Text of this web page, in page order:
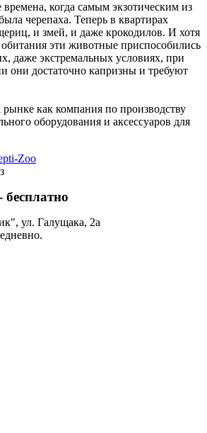
когда самым экзотическим из
черепаха. Теперь в квартирах
и змей, и даже крокодилов. И хотя
обитания эти животные приспособились
даже экстремальных условиях, при
они достаточно капризны и требуют
рынке как компания по производству
оборудования и аксессуаров для
Zoo
ул. Галущака, 2а